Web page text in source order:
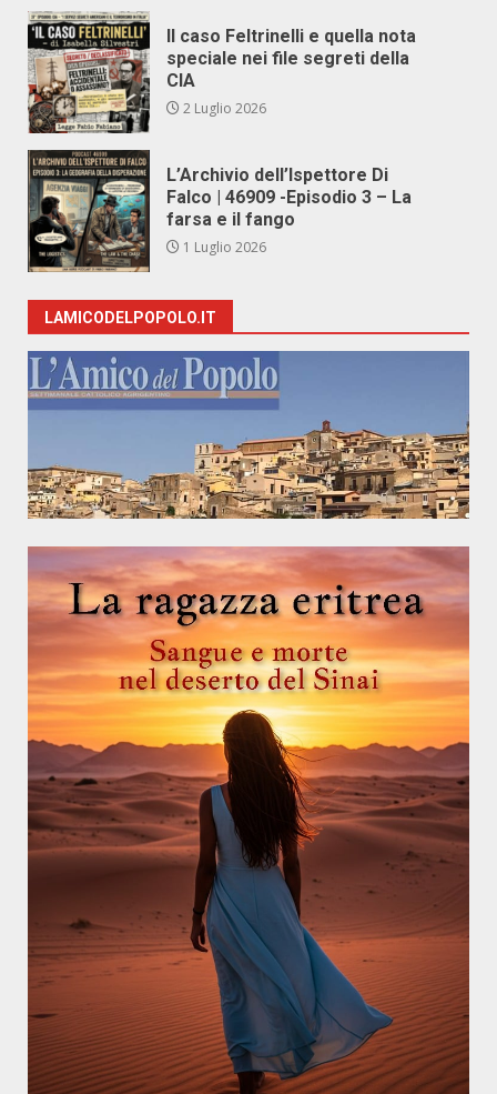
Il caso Feltrinelli e quella nota
speciale nei file segreti della
CIA
2 Luglio 2026
L’Archivio dell’Ispettore Di
Falco | 46909 -Episodio 3 – La
farsa e il fango
1 Luglio 2026
LAMICODELPOPOLO.IT